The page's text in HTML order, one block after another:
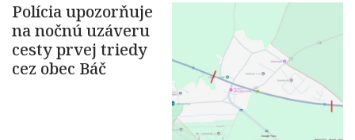
Polícia upozorňuje
na nočnú uzáveru
cesty prvej triedy
cez obec Báč